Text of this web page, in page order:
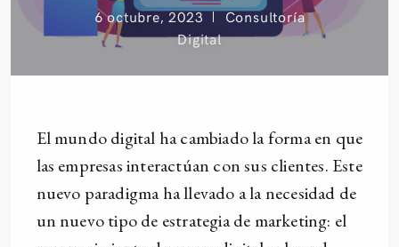
6 octubre, 2023
Consultoría
Digital
El mundo digital ha cambiado la forma en que
las empresas interactúan con sus clientes. Este
nuevo paradigma ha llevado a la necesidad de
un nuevo tipo de estrategia de marketing: el